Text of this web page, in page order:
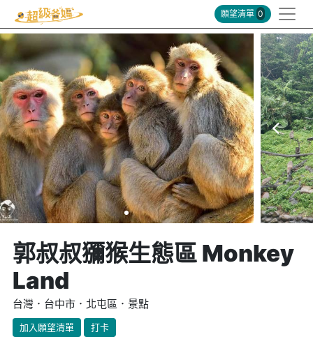
願望清單 0
郭叔叔獼猴生態區 Monkey
Land
台灣．台中市．北屯區．景點
加入願望清單 打卡